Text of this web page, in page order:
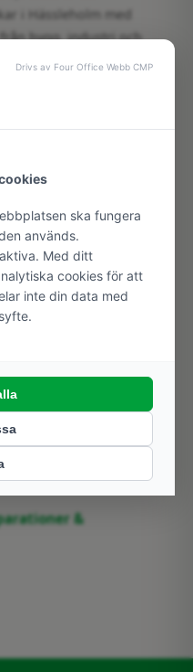
i Hässleholm med
bygg, industri och
till små och
tillgängliga för alla
det är en
Samarbetet med
beställt en bra bit
fungerar väldigt bra.
Dinacon har kunskap
de själva arbetat
och hanterat
för oss
på att hålla
håller hög
Dinacon
&